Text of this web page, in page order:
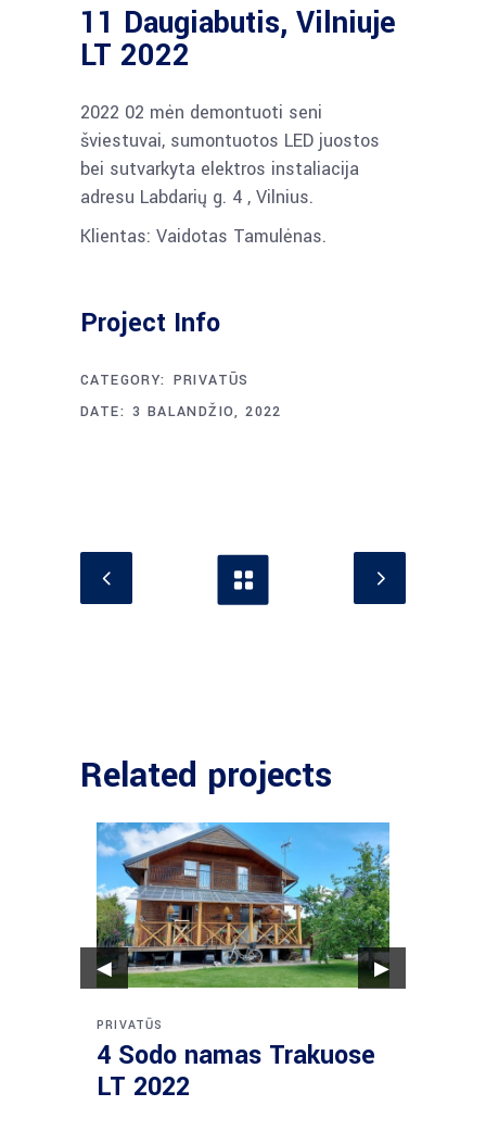
11 Daugiabutis, Vilniuje
LT 2022
2022 02 mėn demontuoti seni
šviestuvai, sumontuotos LED juostos
bei sutvarkyta elektros instaliacija
adresu Labdarių g. 4 , Vilnius.
Klientas: Vaidotas Tamulėnas.
Project Info
CATEGORY: PRIVATŪS
DATE: 3 BALANDŽIO, 2022
Related projects
PRIVATŪS
4 Sodo namas Trakuose
LT 2022
◀ ▶